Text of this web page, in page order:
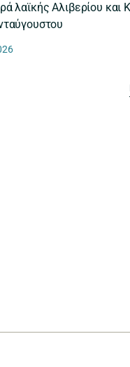
λαϊκής Αλιβερίου και